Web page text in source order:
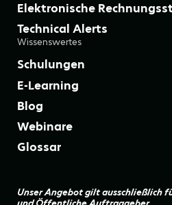
Elektronische
Technical Alerts
Wissenswertes
Schulungen
E-Learning
Blog
Webinare
Glossar
Unser Angebot gilt ausschließlich